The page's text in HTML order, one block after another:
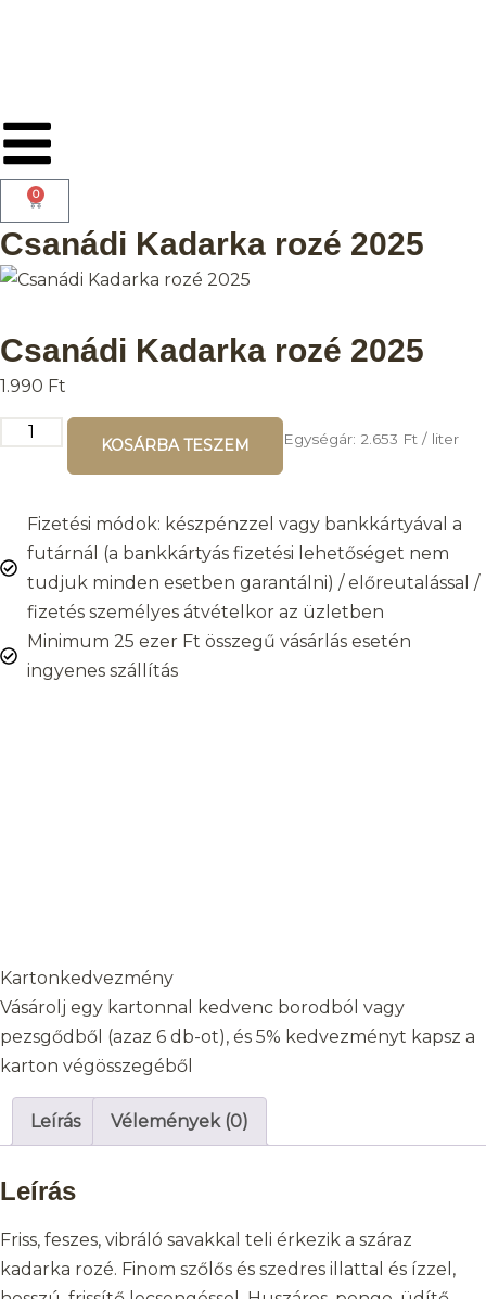
0
Csanádi Kadarka rozé 2025
Csanádi Kadarka rozé 2025
1.990 Ft
KOSÁRBA TESZEM Egységár: 2.653 Ft / liter
Fizetési módok: készpénzzel vagy bankkártyával a
futárnál (a bankkártyás fizetési lehetőséget nem
tudjuk minden esetben garantálni) / előreutalással /
fizetés személyes átvételkor az üzletben
Minimum 25 ezer Ft összegű vásárlás esetén
ingyenes szállítás
Kartonkedvezmény
Vásárolj egy kartonnal kedvenc borodból vagy
pezsgődből (azaz 6 db-ot), és 5% kedvezményt kapsz a
karton végösszegéből
Leírás Vélemények (0)
Leírás
Friss, feszes, vibráló savakkal teli érkezik a száraz
kadarka rozé. Finom szőlős és szedres illattal és ízzel,